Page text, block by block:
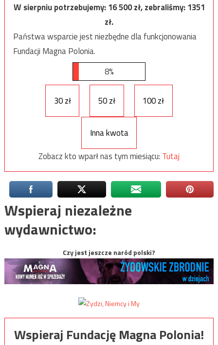
W sierpniu potrzebujemy:16 500zł, zebraliśmy:1351
zł.
Państwa wsparcie jest niezbędne dla funkcjonowania
Fundacji Magna Polonia.
8%
30 zł 50 zł 100 zł
Inna kwota
Zobacz kto wparł nas tym miesiącu: Tutaj
Wspieraj niezależne
wydawnictwo:
Czy jest jeszcze naród polski?
Wspieraj Fundację Magna Polonia!